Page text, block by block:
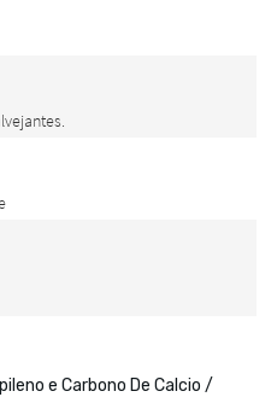
e Carbono De Calcio /